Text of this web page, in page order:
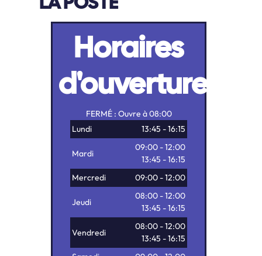
Horaires
d'ouverture
FERMÉ : Ouvre à 08:00
Lundi
13:45 - 16:15
Mardi
09:00 - 12:00
13:45 - 16:15
Mercredi
09:00 - 12:00
Jeudi
08:00 - 12:00
13:45 - 16:15
Vendredi
08:00 - 12:00
13:45 - 16:15